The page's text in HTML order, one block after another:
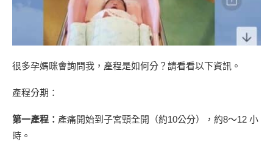
很多孕媽咪會詢問我，產程是如何分？請看看以下資訊。
產程分期：
第一產程： 產痛開始到子宮頸全開（約10公分），約8〜12 小
時。